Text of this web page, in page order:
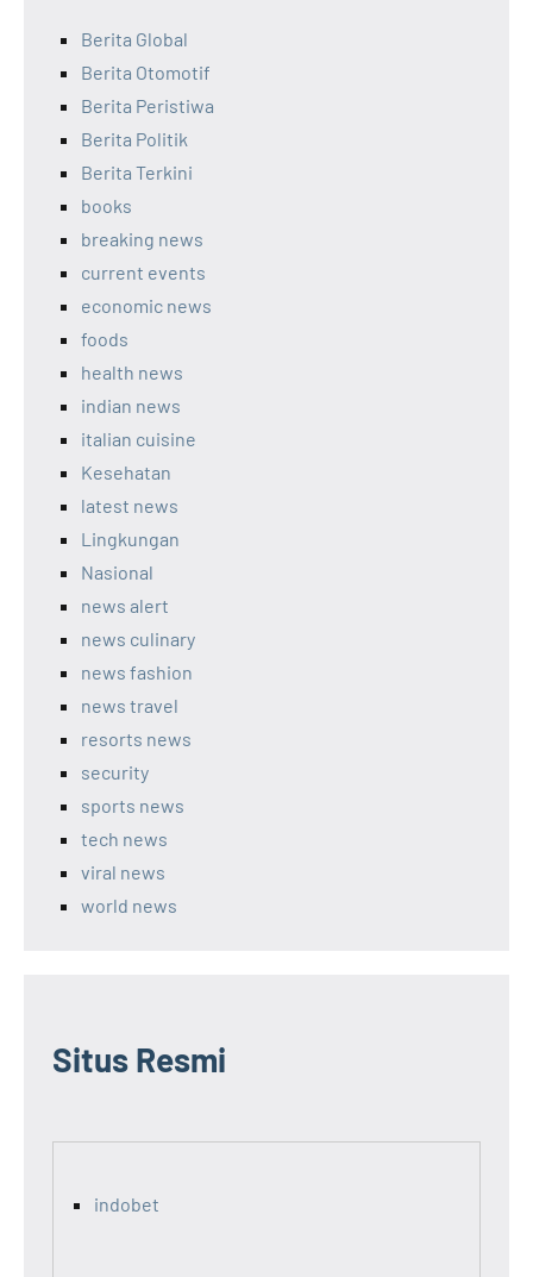
Berita Global
Berita Otomotif
Berita Peristiwa
Berita Politik
Berita Terkini
books
breaking news
current events
economic news
foods
health news
indian news
italian cuisine
Kesehatan
latest news
Lingkungan
Nasional
news alert
news culinary
news fashion
news travel
resorts news
security
sports news
tech news
viral news
world news
Situs Resmi
indobet